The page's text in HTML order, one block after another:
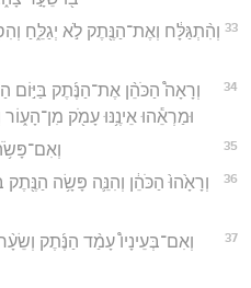
33 וְהִ֨תְגַּלָּ֔ח וְאֶת־הַנֶּ֖תֶק לֹ֣א יְגַלֵּ֑חַ
34
וְרָאָה֩ הַכֹּהֵ֨ן אֶת־הַנֶּ֜תֶק בַּיּ֣וֹם
וּמַרְאֵ֕הוּ אֵינֶ֥נּוּ עָמֹ֖ק
35
36
וְרָאָ֙הוּ֙ הַכֹּהֵ֔ן וְהִנֵּ֛ה פָּשָׂ֥ה
37
וְאִם־בְּעֵינָיו֩ עָמַ֨ד הַנֶּ֜תֶק